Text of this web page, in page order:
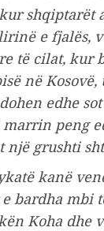
shqiptarët
e fjalës,
të cilat, kur
në
edhe
marrin peng
një grushti
kanë
bardha mbi
Koha dhe